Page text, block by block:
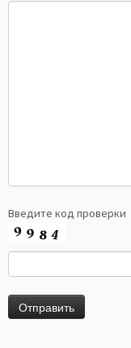
Введите код проверки